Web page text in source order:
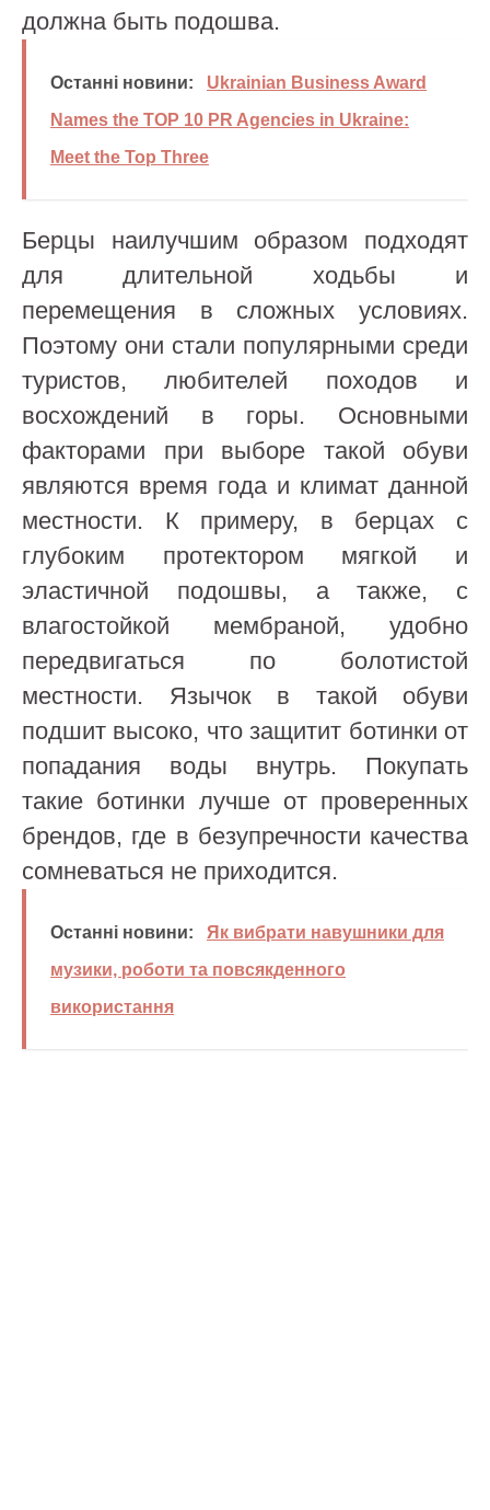
должна быть подошва.
Останні новини:
Ukrainian Business Award
Names the TOP 10 PR Agencies in Ukraine:
Meet the Top Three
Берцы наилучшим образом подходят
для длительной ходьбы и
перемещения в сложных условиях.
Поэтому они стали популярными среди
туристов, любителей походов и
восхождений в горы. Основными
факторами при выборе такой обуви
являются время года и климат данной
местности. К примеру, в берцах с
глубоким протектором мягкой и
эластичной подошвы, а также, с
влагостойкой мембраной, удобно
передвигаться по болотистой
местности. Язычок в такой обуви
подшит высоко, что защитит ботинки от
попадания воды внутрь. Покупать
такие ботинки лучше от проверенных
брендов, где в безупречности качества
сомневаться не приходится.
Останні новини:
Як вибрати навушники для
музики, роботи та повсякденного
використання